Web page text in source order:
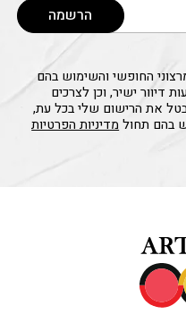
הרשמה
החופשי והשימוש בהם
דיוור ישיר, וכן לצרכים
את הרישום שלי בכל עת,
בהם תחולמדיניות הפרטיות